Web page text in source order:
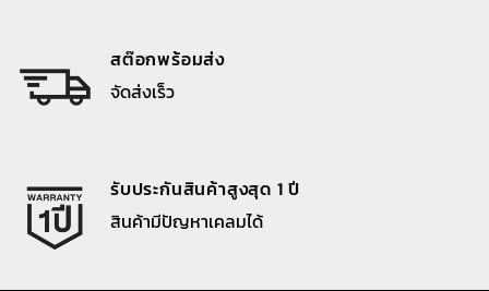
สต๊อกพร้อมส่ง
จัดส่งเร็ว
รับประกันสินค้าสูงสุด 1 ปี
สินค้ามีปัญหาเคลมได้